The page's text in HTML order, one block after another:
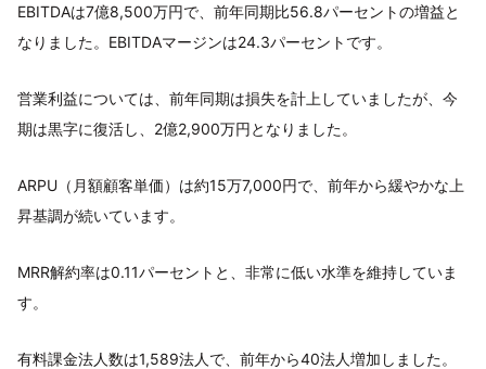
EBITDAは7億8,500万円で、前年同期比56.8パーセントの増益と
なりました。EBITDAマージンは24.3パーセントです。
営業利益については、前年同期は損失を計上していましたが、今
期は黒字に復活し、2億2,900万円となりました。
ARPU（月額顧客単価）は約15万7,000円で、前年から緩やかな上
昇基調が続いています。
MRR解約率は0.11パーセントと、非常に低い水準を維持していま
す。
有料課金法人数は1,589法人で、前年から40法人増加しました。